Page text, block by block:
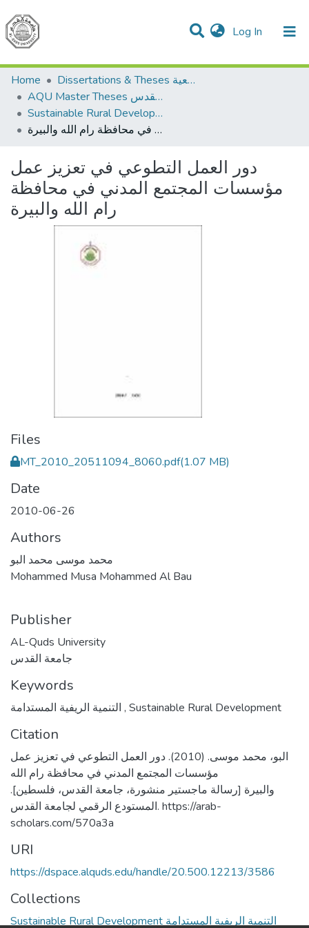
Log In (current)
Communities & Collections
All of DSpace
Home
Dissertations & Theses الرسائل الجامعية
AQU Master Theses الرسائل الجامعية الخاصة بجامعة القدس
Sustainable Rural Development التنمية الريفية المستدامة
دور العمل التطوعي في تعزيز عمل مؤسسات المجتمع المدني في محافظة رام الله والبيرة
دور العمل التطوعي في تعزيز عمل
مؤسسات المجتمع المدني في محافظة
رام الله والبيرة
Files
MT_2010_20511094_8060.pdf(1.07 MB)
Date
2010-06-26
Authors
محمد موسى محمد البو
Mohammed Musa Mohammed Al Bau
Publisher
AL-Quds University
جامعة القدس
Keywords
, Sustainable Rural Development
Citation
البو، محمد موسى. (2010). دور العمل التطوعي في تعزيز عمل
مؤسسات المجتمع المدني في محافظة رام الله
والبيرة [رسالة ماجستير منشورة، جامعة القدس، فلسطين].
المستودع الرقمي لجامعة القدس. https://arab-
scholars.com/570a3a
URI
https://dspace.alquds.edu/handle/20.500.12213/3586
Collections
Sustainable Rural Development التنمية الريفية المستدامة